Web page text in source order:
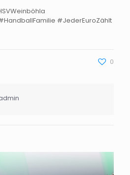
#JederEuroZählt
0